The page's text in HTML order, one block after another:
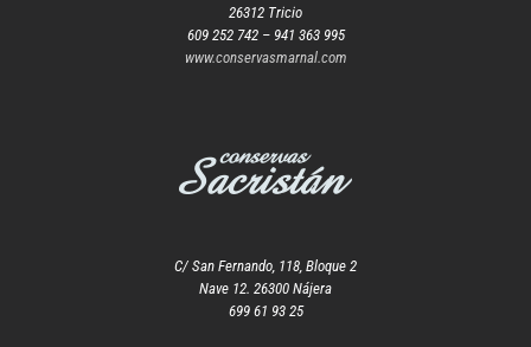
26312 Tricio
609 252 742 – 941 363 995
www.conservasmarnal.com
C/ San Fernando, 118, Bloque 2
Nave 12. 26300 Nájera
699 61 93 25